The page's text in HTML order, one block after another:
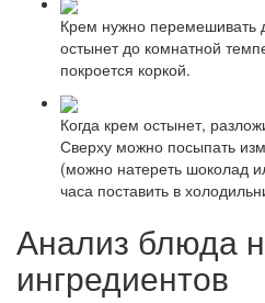
Крем нужно перемешивать
остынет до комнатной
покроется коркой.
Когда крем остынет,
Сверху можно посыпать
(можно натереть шоколад
часа поставить в
Анализ блюда
ингредиентов